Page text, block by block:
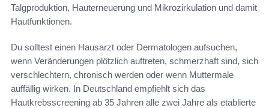
Talgproduktion, Hauterneuerung und Mikrozirkulation und damit
Hautfunktionen.
Du solltest einen Hausarzt oder Dermatologen aufsuchen,
wenn Veränderungen plötzlich auftreten, schmerzhaft sind, sich
verschlechtern, chronisch werden oder wenn Muttermale
auffällig wirken. In Deutschland empfiehlt sich das
Hautkrebsscreening ab 35 Jahren alle zwei Jahre als etablierte